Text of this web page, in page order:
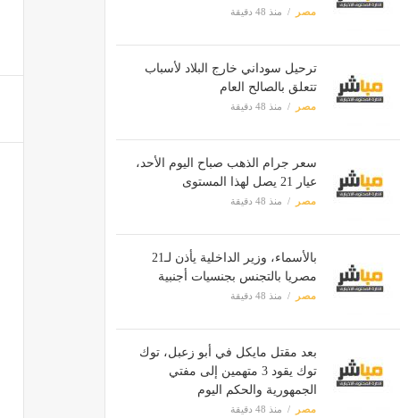
مصر منذ 48 دقيقة
ترحيل سوداني خارج البلاد لأسباب
تتعلق بالصالح العام
مصر منذ 48 دقيقة
سعر جرام الذهب صباح اليوم الأحد،
عيار 21 يصل لهذا المستوى
مصر منذ 48 دقيقة
بالأسماء، وزير الداخلية يأذن لـ21
مصريا بالتجنس بجنسيات أجنبية
مصر منذ 48 دقيقة
بعد مقتل مايكل في أبو زعبل، توك
توك يقود 3 متهمين إلى مفتي
الجمهورية والحكم اليوم
مصر منذ 48 دقيقة